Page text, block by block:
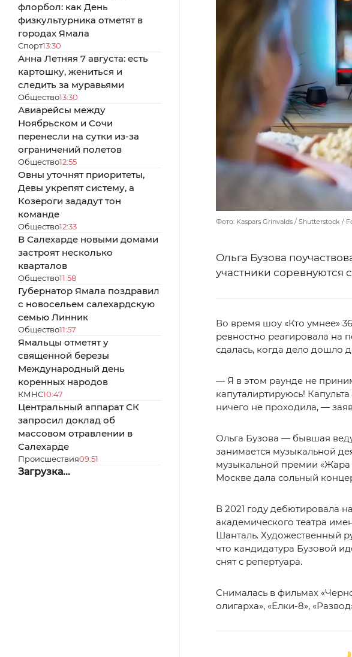
флорбол: как День
физкультурника отметят в
городах Ямала
Спорт13:30
Анна Летняя 7 августа: есть
картошку, жениться и
следить за муравьями
Общество13:30
Авиарейсы между
Ноябрьском и Сочи
перенесли на сутки из-за
ограничений полетов
Общество12:55
Овны уточнят приоритеты,
Девы укрепят систему, а
Козероги зададут тон
команде
Общество12:33
В Салехарде новыми домами
застроят несколько
кварталов
Общество11:58
Губернатор Ямала поздравил
с новосельем салехардскую
семью Линник
Общество11:57
Ямальцы отметят у
священной березы
Международный день
коренных народов
КМНС10:47
Центральный аппарат СК
запросил доклад об
массовом отравлении в
Салехарде
Происшествия09:51
Загрузка...
Фото: Kaspars Grinvalds / Shutterstock /
Ольга Бузова
участники соревнуются
Во время шоу «Кто умнее»
ревностно реагировала на
сдалась, когда дело дошло
— Я в этом раунде не
капуталиртируюсь!
ничего не проходила, —
Ольга Бузова — бывшая
занимается музыкальной
музыкальной премии «Жара
Москве дала сольный
В 2021 году дебютировала
академического театра
Шанталь. Художественный
что кандидатура Бузовой
снят с репертуара.
Снималась в фильмах
олигарха», «Елки-8»,